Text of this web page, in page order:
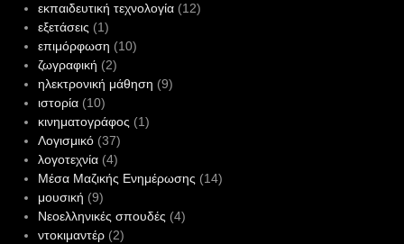
εκπαιδευτική τεχνολογία(12)
εξετάσεις (1)
επιμόρφωση (10)
ζωγραφική (2)
ηλεκτρονική μάθηση (9)
ιστορία(10)
κινηματογράφος (1)
Λογισμικό(37)
λογοτεχνία(4)
Μέσα Μαζικής Ενημέρωσης (14)
μουσική (9)
Νεοελληνικές σπουδές (4)
ντοκιμαντέρ(2)